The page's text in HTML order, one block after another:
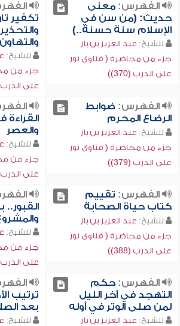
الفهرس:معنى
حديث: (من سن في
الإسلام سنة حسنة..)
للشيخ: عبد العزيز بن باز
جزء من محاضرة ( فتاوى نور
على الدرب (370))
تكفير
للشيخ:
جزء من
على الدرب
الفهرس: ضوابط
الرضاع المحرم
للشيخ: عبد العزيز بن باز
جزء من محاضرة ( فتاوى نور
على الدرب (379))
والعصر
للشيخ:
جزء من
على الدرب
الفهرس: تقييم
كتاب حياة الصحابة
للشيخ: عبد العزيز بن باز
جزء من محاضرة ( فتاوى نور
على الدرب (388))
القبور..
للشيخ:
جزء من
على الدرب
الفهرس:حكم
التهجد في آخر الليل
لمن صلى الوتر في أوله
للشيخ: عبد العزيز بن باز
ترتيب
بعد
للشيخ: